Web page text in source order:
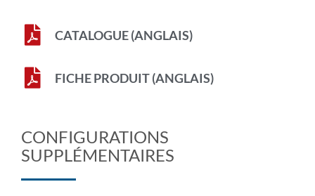
CATALOGUE (ANGLAIS)
FICHE PRODUIT (ANGLAIS)
CONFIGURATIONS
SUPPLÉMENTAIRES